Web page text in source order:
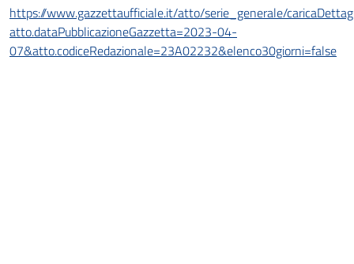
https://www.gazzettaufficiale.it/atto/serie_generale/
atto.dataPubblicazioneGazzetta=2023-04-
07&atto.codiceRedazionale=23A02232&elenco30giorni=false